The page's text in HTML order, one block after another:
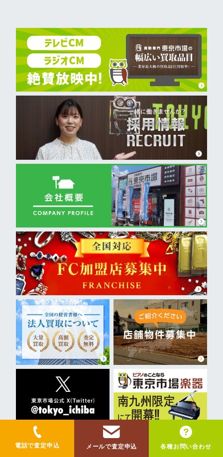
電話で査定申込 メールで査定申込 各種お問い合わせ